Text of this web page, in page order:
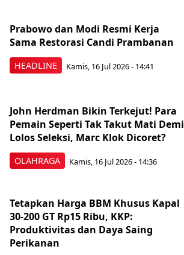
HEADLINE
Prabowo dan Modi Resmi Kerja
Sama Restorasi Candi Prambanan
Kamis, 16 Jul 2026 - 14:41
OLAHRAGA
John Herdman Bikin Terkejut! Para
Pemain Seperti Tak Takut Mati Demi
Lolos Seleksi, Marc Klok Dicoret?
Kamis, 16 Jul 2026 - 14:36
Tetapkan Harga BBM Khusus Kapal
30-200 GT Rp15 Ribu, KKP:
Produktivitas dan Daya Saing
Perikanan